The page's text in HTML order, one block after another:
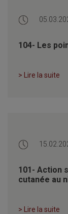
104- Les
> Lire la suite
101- Action
cutanée au
> Lire la suite